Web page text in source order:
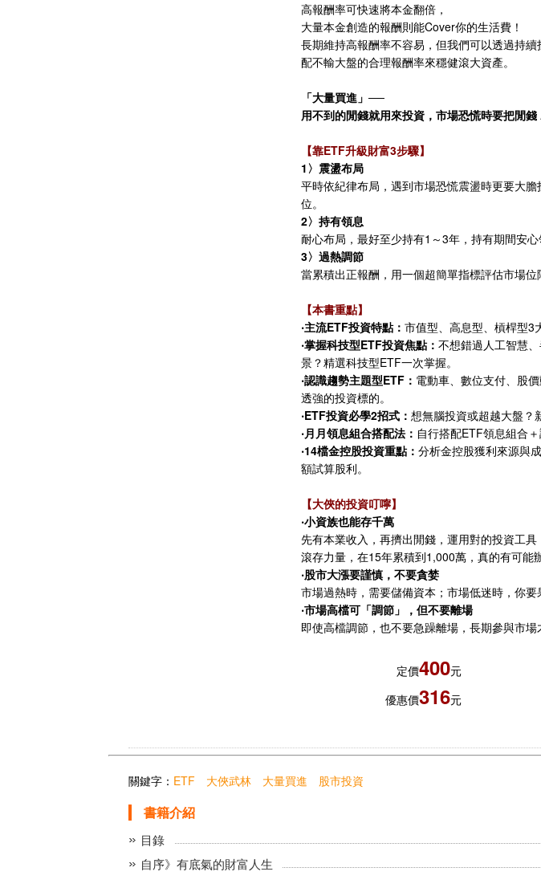
高報酬率可快速將本金翻倍，
大量本金創造的報酬則能Cover你的生活費！
長期維持高報酬率不容易，但我們可以透過持
配不輸大盤的合理報酬率來穩健滾大資產。
「大量買進」──
用不到的閒錢就用來投資，市場恐慌時要把閒
【靠ETF升級財富3步驟】
1〉震盪布局
平時依紀律布局，遇到市場恐慌震盪時更要大
位。
2〉持有領息
耐心布局，最好至少持有1～3年，持有期間安心
3〉過熱調節
當累積出正報酬，用一個超簡單指標評估市場位
【本書重點】
‧主流ETF投資特點： 市值型、高息型、槓桿型3
‧掌握科技型ETF投資焦點： 不想錯過人工智慧
景？精選科技型ETF一次掌握。
‧認識趨勢主題型ETF： 電動車、數位支付、股
透強的投資標的。
‧ETF投資必學2招式： 想無腦投資或超越大盤？
‧月月領息組合搭配法： 自行搭配ETF領息組合＋
‧14檔金控股投資重點： 分析金控股獲利來源與
額試算股利。
【大俠的投資叮嚀】
‧小資族也能存千萬
先有本業收入，再擠出閒錢，運用對的投資工
滾存力量，在15年累積到1,000萬，真的有可能
‧股市大漲要謹慎，不要貪婪
市場過熱時，需要儲備資本；市場低迷時，你要
‧市場高檔可「調節」，但不要離場
即使高檔調節，也不要急躁離場，長期參與市場
定價400元
優惠價316元
關鍵字： ETF 大俠武林 大量買進 股市投資
書籍介紹
目錄
自序》有底氣的財富人生